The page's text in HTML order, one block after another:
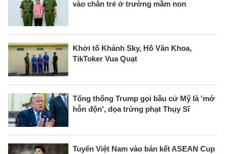
vào chân trẻ ở trường mầm non
Khởi tố Khánh Sky, Hồ Văn Khoa,
TikToker Vua Quạt
Tổng thống Trump gọi bầu cử Mỹ là 'mớ
hỗn độn', dọa trừng phạt Thụy Sĩ
Tuyển Việt Nam vào bán kết ASEAN Cup